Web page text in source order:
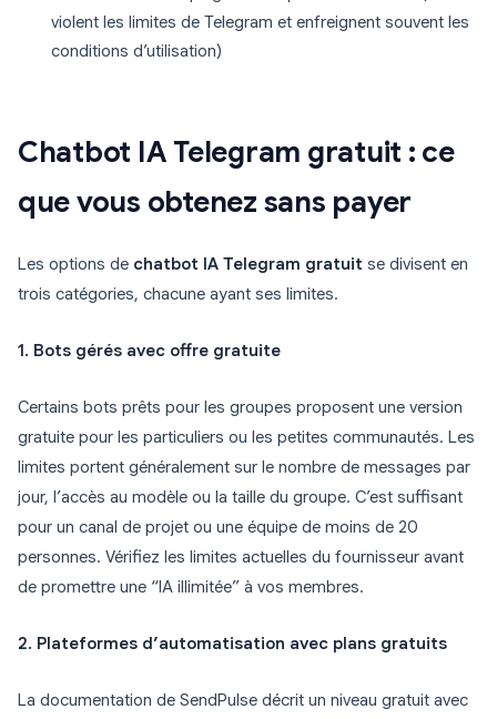
violent les limites de Telegram et enfreignent souvent les
conditions d’utilisation)
Chatbot IA Telegram gratuit : ce
que vous obtenez sans payer
Les options de chatbot IA Telegram gratuit se divisent en
trois catégories, chacune ayant ses limites.
1. Bots gérés avec offre gratuite
Certains bots prêts pour les groupes proposent une version
gratuite pour les particuliers ou les petites communautés. Les
limites portent généralement sur le nombre de messages par
jour, l’accès au modèle ou la taille du groupe. C’est suffisant
pour un canal de projet ou une équipe de moins de 20
personnes. Vérifiez les limites actuelles du fournisseur avant
de promettre une “IA illimitée” à vos membres.
2. Plateformes d’automatisation avec plans gratuits
La documentation de SendPulse décrit un niveau gratuit avec